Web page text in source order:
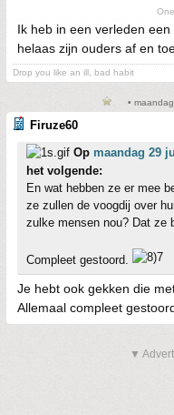
Ik heb in een verleden
helaas zijn ouders af en
Drop you like an ill, bad habit
•
Firuze60
Op maandag 29
het volgende:
En wat hebben ze er mee
ze zullen de voogdij over
zulke mensen nou? Dat ze
Compleet gestoord.
Je hebt ook gekken die
Allemaal compleet
▼